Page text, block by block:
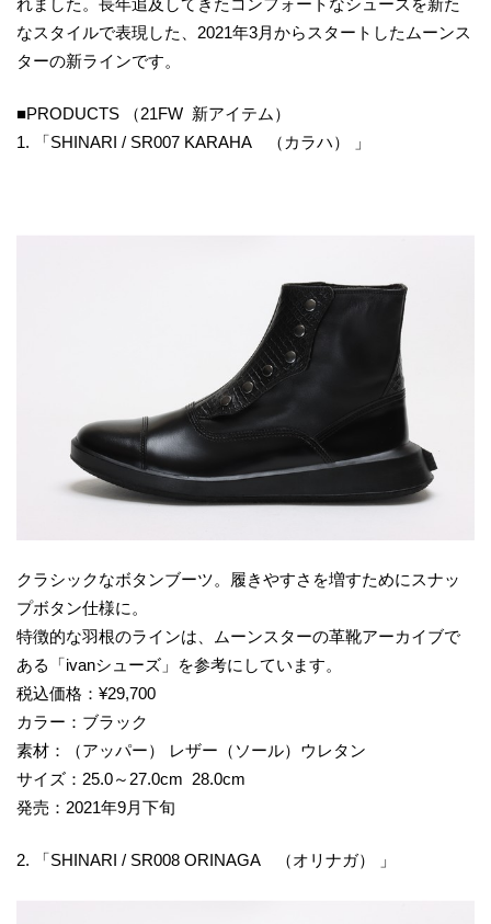
なスタイルで表現した、2021年3月からスタートしたムーンス
ターの新ラインです。
■PRODUCTS （21FW 新アイテム）
1. 「SHINARI / SR007 KARAHA （カラハ） 」
クラシックなボタンブーツ。履きやすさを増すためにスナッ
プボタン仕様に。
特徴的な羽根のラインは、ムーンスターの革靴アーカイブで
ある「ivanシューズ」を参考にしています。
税込価格：¥29,700
カラー：ブラック
素材：（アッパー） レザー（ソール）ウレタン
サイズ：25.0～27.0cm 28.0cm
発売：2021年9月下旬
2. 「SHINARI / SR008 ORINAGA （オリナガ） 」